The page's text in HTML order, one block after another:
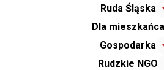
Ruda Śląska
Dla mieszkańca
Gospodarka
Rudzkie NGO